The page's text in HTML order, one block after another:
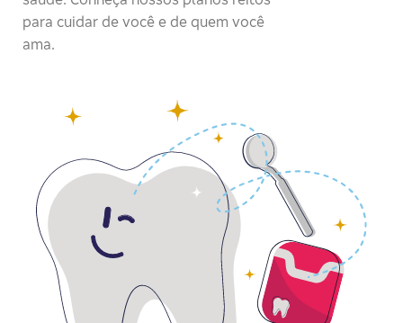
para cuidar de você e de quem você
ama.